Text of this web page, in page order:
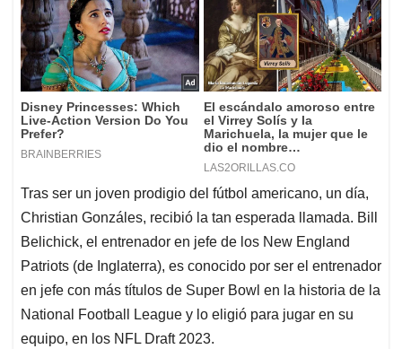
Tras ser un joven prodigio del fútbol americano, un día,
Christian Gonzáles, recibió la tan esperada llamada. Bill
Belichick, el entrenador en jefe de los New England
Patriots (de Inglaterra), es conocido por ser el entrenador
en jefe con más títulos de Super Bowl en la historia de la
National Football League y lo eligió para jugar en su
equipo, en los NFL Draft 2023.